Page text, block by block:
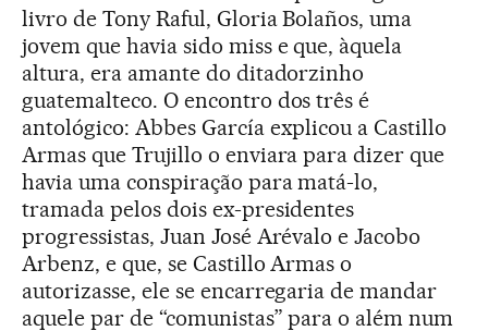
livro de Tony Raful, Gloria Bolaños, uma
jovem que havia sido miss e que, àquela
altura, era amante do ditadorzinho
guatemalteco. O encontro dos três é
antológico: Abbes García explicou a Castillo
Armas que Trujillo o enviara para dizer que
havia uma conspiração para matá-lo,
tramada pelos dois ex-presidentes
progressistas, Juan José Arévalo e Jacobo
Arbenz, e que, se Castillo Armas o
autorizasse, ele se encarregaria de mandar
aquele par de “comunistas” para o além num